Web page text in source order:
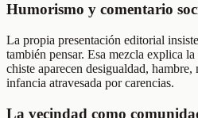
Humorismo y comentario
La propia presentación editorial
también pensar. Esa mezcla explica
chiste aparecen desigualdad,
infancia atravesada por carencias.
La vecindad como